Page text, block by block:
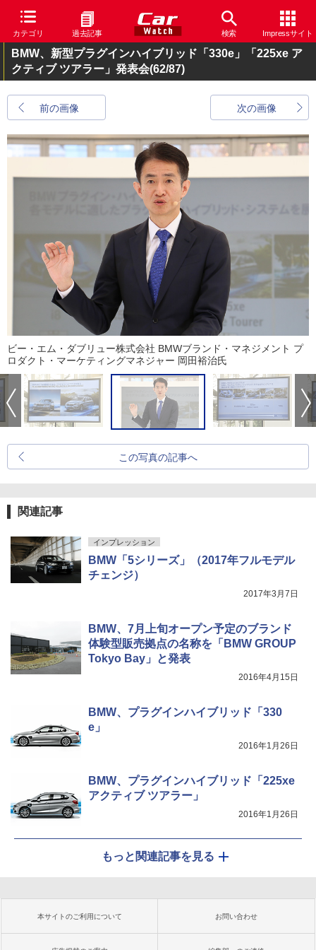
カテゴリ 過去記事 検索 Impressサイト
BMW、新型プラグインハイブリッド「330e」「225xe ア
クティブ ツアラー」発表会(62/87)
前の画像 次の画像
ビー・エム・ダブリュー株式会社 BMWブランド・マネジメント プ
ロダクト・マーケティングマネジャー 岡田裕治氏
この写真の記事へ
関連記事
インプレッション
BMW「5シリーズ」（2017年フルモデル
チェンジ）
2017年3月7日
BMW、7月上旬オープン予定のブランド
体験型販売拠点の名称を「BMW GROUP
Tokyo Bay」と発表
2016年4月15日
BMW、プラグインハイブリッド「330
e」
2016年1月26日
BMW、プラグインハイブリッド「225xe
アクティブ ツアラー」
2016年1月26日
もっと関連記事を見る
本サイトのご利用について お問い合わせ